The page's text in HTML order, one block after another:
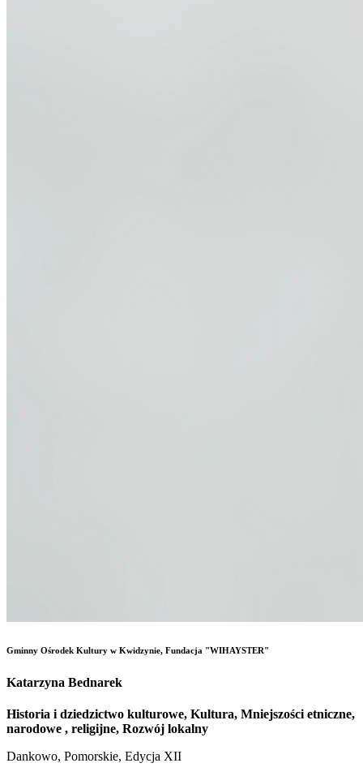
Gminny Ośrodek Kultury w Kwidzynie, Fundacja "WIHAYSTER"
Katarzyna Bednarek
Historia i dziedzictwo kulturowe, Kultura, Mniejszości etniczne,
narodowe , religijne, Rozwój lokalny
Dankowo, Pomorskie, Edycja XII